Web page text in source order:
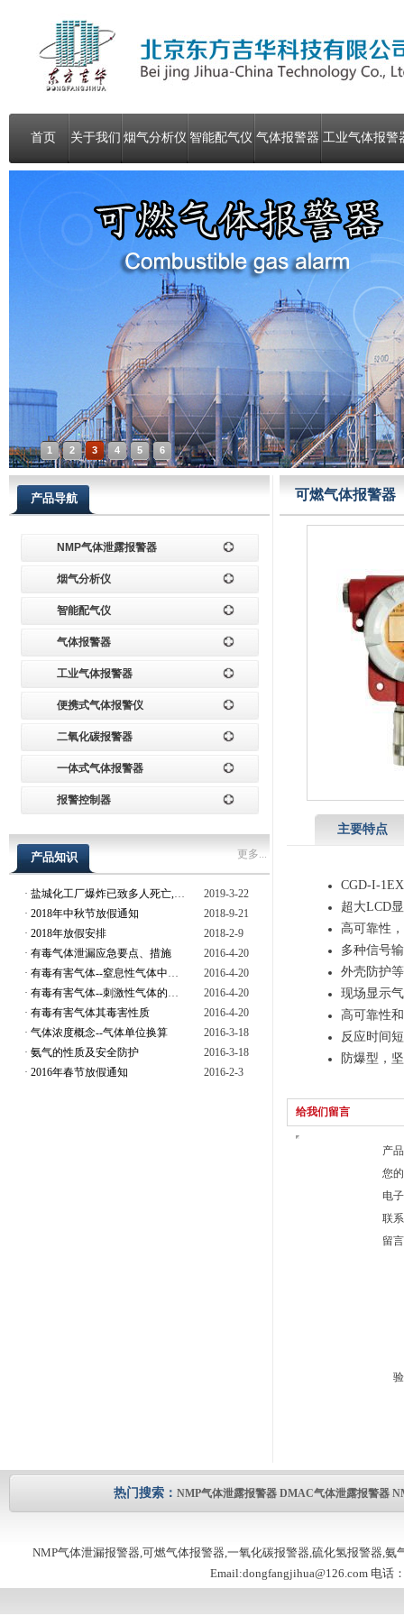
首页 关于我们 烟气分析仪 智能配气仪 气体报警器 工业气体报警
1 2 3 4 5 6
产品导航
NMP气体泄露报警器
烟气分析仪
智能配气仪
气体报警器
工业气体报警器
便携式气体报警仪
二氧化碳报警器
一体式气体报警器
报警控制器
产品知识 更多...
· 盐城化工厂爆炸已致多人死亡,现场存在安全隐患
2019-3-22
· 2018年中秋节放假通知
2018-9-21
· 2018年放假安排
2018-2-9
· 有毒气体泄漏应急要点、措施
2016-4-20
· 有毒有害气体--窒息性气体中毒的预防
2016-4-20
· 有毒有害气体--刺激性气体的危害与预防
2016-4-20
· 有毒有害气体其毒害性质
2016-4-20
· 气体浓度概念--气体单位换算
2016-3-18
· 氨气的性质及安全防护
2016-3-18
· 2016年春节放假通知 2016-2-3
可燃气体报警器
主要特点
CGD-I-1EX
超大LCD
高可靠性
多种信号
外壳防护
现场显示
高可靠性
反应时间
防爆型，
给我们留言
产
您
电
联
留
热门搜索： NMP气体泄露报警器 DMAC气体泄露报警器
NMP气体泄漏报警器,可燃气体报警器,一氧化碳报警器,硫化氢报警器,
Email:dongfangjihua@126.com 电话